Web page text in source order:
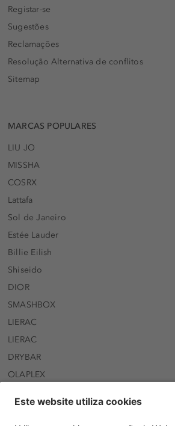
Registar-se
Sugestões
Reclamações
Resolução Alternativa de conflitos
Sitemap
MARCAS POPULARES
LIU JO
MISSHA
COSRX
Lattafa
Sol de Janeiro
Estée Lauder
Billie Eilish
Shiseido
DIOR
SMASHBOX
LIERAC
LIERAC
DRYBAR
OLAPLEX